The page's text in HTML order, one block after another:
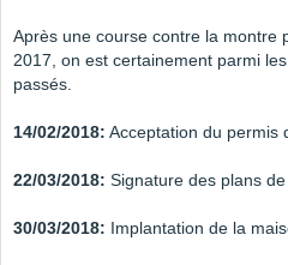
Après une course contre la montre
2017, on est certainement parmi
passés.
14/02/2018: Acceptation du permis
22/03/2018: Signature des plans
30/03/2018: Implantation de la